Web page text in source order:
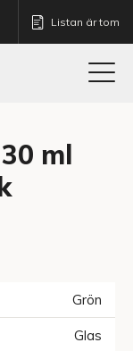
Listan är tom
ml
Grön
Glas